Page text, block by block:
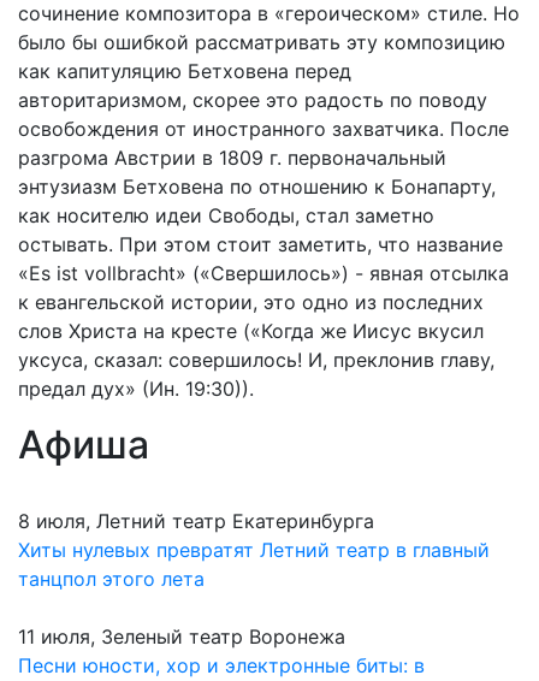
сочинение композитора в «героическом» стиле. Но
было бы ошибкой рассматривать эту композицию
как капитуляцию Бетховена перед
авторитаризмом, скорее это радость по поводу
освобождения от иностранного захватчика. После
разгрома Австрии в 1809 г. первоначальный
энтузиазм Бетховена по отношению к Бонапарту,
как носителю идеи Свободы, стал заметно
остывать. При этом стоит заметить, что название
«Es ist vollbracht» («Свершилось») - явная отсылка
к евангельской истории, это одно из последних
слов Христа на кресте («Когда же Иисус вкусил
уксуса, сказал: совершилось! И, преклонив главу,
предал дух» (Ин. 19:30)).
Афиша
8 июля, Летний театр Екатеринбурга
Хиты нулевых превратят Летний театр в главный
танцпол этого лета
11 июля, Зеленый театр Воронежа
Песни юности, хор и электронные биты: в